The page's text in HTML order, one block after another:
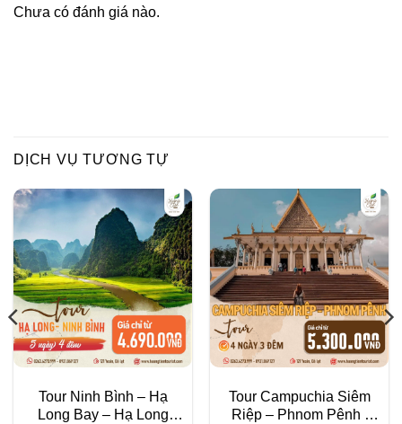
Chưa có đánh giá nào.
DỊCH VỤ TƯƠNG TỰ
Tour Ninh Bình – Hạ
Long Bay – Hạ Long
Tour Campuchia Siêm
Riệp – Phnom Pênh |